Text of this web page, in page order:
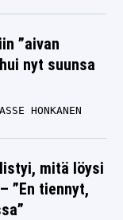
”aivan
nyt suunsa
HONKANEN
mitä löysi
”En tiennyt,